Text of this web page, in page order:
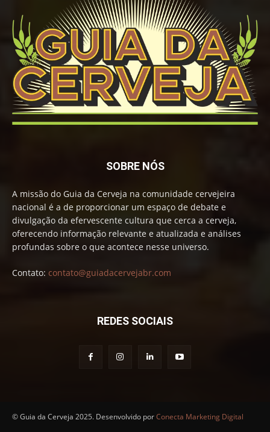
SOBRE NÓS
A missão do Guia da Cerveja na comunidade cervejeira
nacional é a de proporcionar um espaço de debate e
divulgação da efervescente cultura que cerca a cerveja,
oferecendo informação relevante e atualizada e análises
profundas sobre o que acontece nesse universo.
Contato: contato@guiadacervejabr.com
REDES SOCIAIS
© Guia da Cerveja 2025. Desenvolvido porConecta Marketing Digital